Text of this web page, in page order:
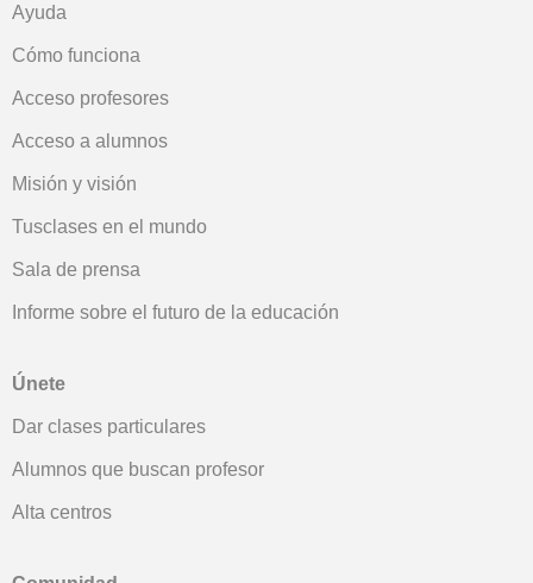
Ayuda
Cómo funciona
Acceso profesores
Acceso a alumnos
Misión y visión
Tusclases en el mundo
Sala de prensa
Informe sobre el futuro de la educación
Únete
Dar clases particulares
Alumnos que buscan profesor
Alta centros